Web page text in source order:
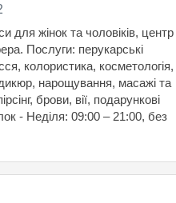
для жінок та чоловіків, центр
Послуги: перукарські
колористика, косметологія,
нарощування, масажі та
брови, вії, подарункові
- Неділя: 09:00 – 21:00, без